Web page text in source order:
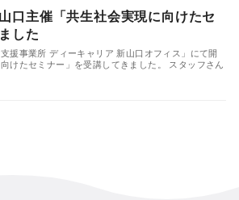
口主催「共生社会実現に向けたセ
した
援事業所 ディーキャリア 新山口オフィス」にて開
けたセミナー」を受講してきました。 スタッフさん